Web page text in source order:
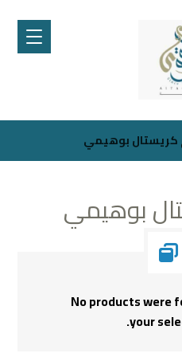
كريستال بوهيمي
بوهيمي
No products were
your